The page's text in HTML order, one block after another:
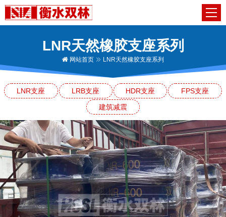
LNR天然橡胶支座系列
网站首页 LNR天然橡胶支座系列
LNR支座 LRB支座 HDR支座
FPS支座
建筑减震